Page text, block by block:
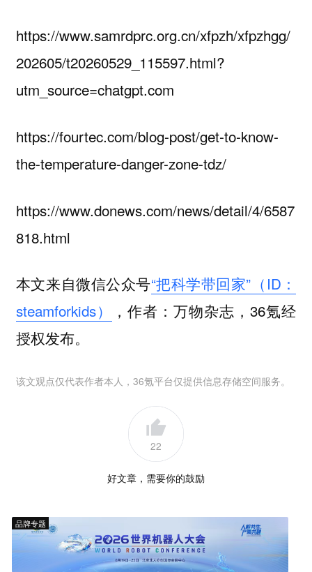
https://www.samrdprc.org.cn/xfpzh/xfpzhgg/
202605/t20260529_115597.html?
utm_source=chatgpt.com
https://fourtec.com/blog-post/get-to-know-
the-temperature-danger-zone-tdz/
https://www.donews.com/news/detail/4/6587
818.html
本文来自微信公众号“把科学带回家”（ID：
steamforkids）
，作者：万物杂志，36氪经
授权发布。
该文观点仅代表作者本人，36氪平台仅提供信息存储空间服务。
22
好文章，需要你的鼓励
品牌专题